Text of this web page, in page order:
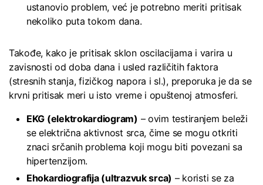
ustanovio problem, već je potrebno meriti pritisak
nekoliko puta tokom dana.
Takođe, kako je pritisak sklon oscilacijama i varira u
zavisnosti od doba dana i usled različitih faktora
(stresnih stanja, fizičkog napora i sl.), preporuka je da se
krvni pritisak meri u isto vreme i opuštenoj atmosferi.
EKG (elektrokardiogram) – ovim testiranjem beleži
se električna aktivnost srca, čime se mogu otkriti
znaci srčanih problema koji mogu biti povezani sa
hipertenzijom.
Ehokardiografija (ultrazvuk srca) – koristi se za